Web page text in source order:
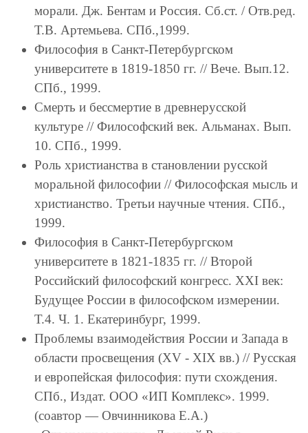
морали. Дж. Бентам и Россия. Сб.ст. / Отв.ред.
Т.В. Артемьева. СПб.,1999.
Философия в Санкт-Петербургском
университете в 1819-1850 гг. // Вече. Вып.12.
СПб., 1999.
Смерть и бессмертие в древнерусской
культуре // Философский век. Альманах. Вып.
10. СПб., 1999.
Роль христианства в становлении русской
моральной философии // Философская мысль и
христианство. Третьи научные чтения. СПб.,
1999.
Философия в Санкт-Петербургском
университете в 1821-1835 гг. // Второй
Российский философский конгресс. XXI век:
Будущее России в философском измерении.
Т.4. Ч. 1. Екатеринбург, 1999.
Проблемы взаимодействия России и Запада в
области просвещения (XV - XIX вв.) // Русская
и европейская философия: пути схождения.
СПб., Издат. ООО «ИП Комплекс». 1999.
(соавтор — Овчинникова Е.А.)